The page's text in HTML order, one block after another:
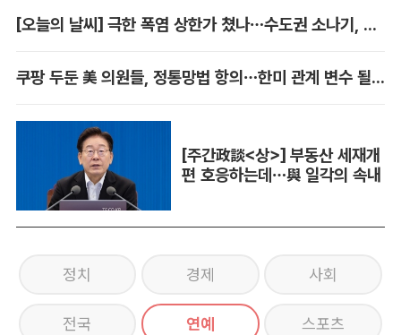
[오늘의 날씨] 극한 폭염 상한가 쳤나…수도권 소나기, 동해안에 폭우
쿠팡 두둔 美 의원들, 정통망법 항의…한미 관계 변수 될까
[주간政談<상>] 부동산 세재개
편 호응하는데…與 일각의 속내
정치 경제 사회
전국 연예 스포츠